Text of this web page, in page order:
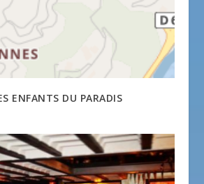
ENFANTS DU PARADIS